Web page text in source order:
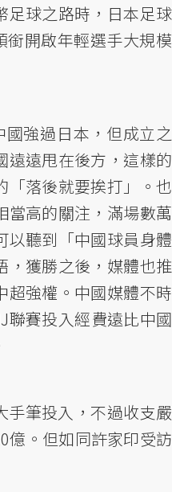
足球之路時，日本足球
銜開啟年輕選手大規模
強過日本，但成立之
遠遠甩在後方，這樣的
「落後就要挨打」。也
當高的關注，滿場數萬
以聽到「中國球員身體
，獲勝之後，媒體也推
超強權。中國媒體不時
聯賽投入經費遠比中國
手筆投入，不過收支嚴
億。但如同許家印受訪